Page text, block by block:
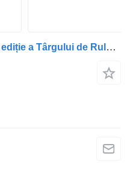
KARAVANIST Istanbul, a 6-a ediție a Târgului de Rulote și Echipamente, Case Mici, Echipamente pentru Activități în Aer Liber și Camping